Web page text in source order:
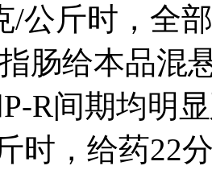
/公斤时，全
肠给本品混
R间期均明
时，给药22